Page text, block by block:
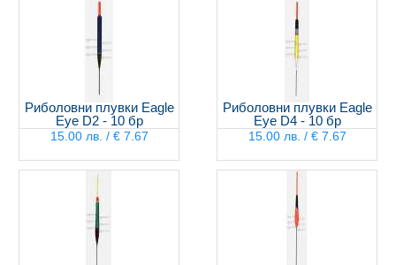
Риболовни плувки Eagle
Eye D2 - 10 бр
15.00 лв. / € 7.67
Риболовни плувки Eagle
Eye D4 - 10 бр
15.00 лв. / € 7.67